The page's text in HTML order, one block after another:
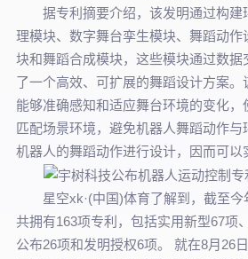
据专利摘要介绍，该发明通过构建
理模块、数字舞台孪生模块、舞蹈动作
块和舞蹈合成模块，这些模块通过数
了一个高效、可扩展的舞蹈设计方案。
能够准确感知和适应舞台环境的变化，
匹配场景环境，避免机器人舞蹈动作
机器人的舞蹈动作进行设计，因而可以
星空xk·(中国)体育了解到，截至
共拥有163项专利，包括实用新型67项
公布26项和发明授权6项。 就在8月26